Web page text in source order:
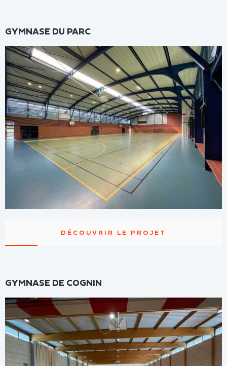
GYMNASE DU PARC
DÉCOUVRIR LE PROJET
GYMNASE DE COGNIN